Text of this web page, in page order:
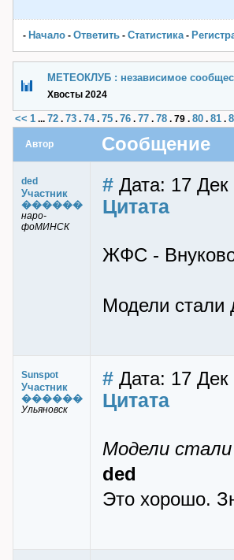
- Начало - Ответить - Статистика-
МЕТЕОКЛУБ : независимое
Хвосты 2024
<< 1 ... 72 . 73 . 74. 75 . 76 . 77 . 78 . 79 . 80 . 81 .
Автор Сообщение
ded
Участник
������
наро-
фоМИНСК
# Дата: 17 Дек
Цитата
ЖФС -
Модели стали
Sunspot
Участник
������
Ульяновск
# Дата: 17 Дек
Цитата
Модели стали
ded
Это хорошо.